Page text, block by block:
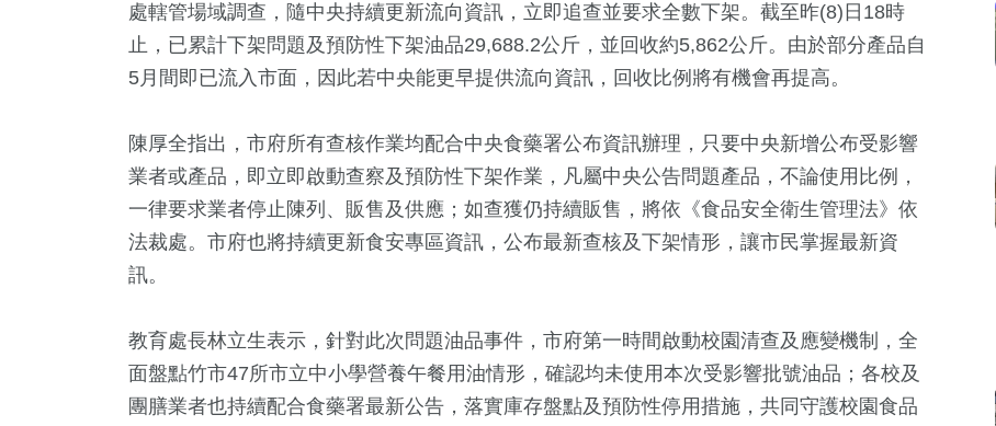
處轄管場域調查，隨中央持續更新流向資訊，立即追查並要求全數下架。截至昨(8)日18時
止，已累計下架問題及預防性下架油品29,688.2公斤，並回收約5,862公斤。由於部分產品自
5月間即已流入市面，因此若中央能更早提供流向資訊，回收比例將有機會再提高。
陳厚全指出，市府所有查核作業均配合中央食藥署公布資訊辦理，只要中央新增公布受影響
業者或產品，即立即啟動查察及預防性下架作業，凡屬中央公告問題產品，不論使用比例，
一律要求業者停止陳列、販售及供應；如查獲仍持續販售，將依《食品安全衛生管理法》依
法裁處。市府也將持續更新食安專區資訊，公布最新查核及下架情形，讓市民掌握最新資
訊。
教育處長林立生表示，針對此次問題油品事件，市府第一時間啟動校園清查及應變機制，全
面盤點竹市47所市立中小學營養午餐用油情形，確認均未使用本次受影響批號油品；各校及
團膳業者也持續配合食藥署最新公告，落實庫存盤點及預防性停用措施，共同守護校園食品